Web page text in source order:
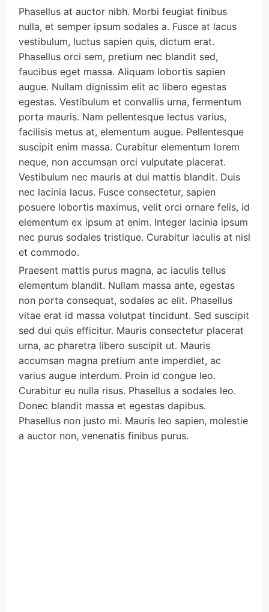
Phasellus at auctor nibh. Morbi feugiat finibus
nulla, et semper ipsum sodales a. Fusce at lacus
vestibulum, luctus sapien quis, dictum erat.
Phasellus orci sem, pretium nec blandit sed,
faucibus eget massa. Aliquam lobortis sapien
augue. Nullam dignissim elit ac libero egestas
egestas. Vestibulum et convallis urna, fermentum
porta mauris. Nam pellentesque lectus varius,
facilisis metus at, elementum augue. Pellentesque
suscipit enim massa. Curabitur elementum lorem
neque, non accumsan orci vulputate placerat.
Vestibulum nec mauris at dui mattis blandit. Duis
nec lacinia lacus. Fusce consectetur, sapien
posuere lobortis maximus, velit orci ornare felis, id
elementum ex ipsum at enim. Integer lacinia ipsum
nec purus sodales tristique. Curabitur iaculis at nisl
et commodo.
Praesent mattis purus magna, ac iaculis tellus
elementum blandit. Nullam massa ante, egestas
non porta consequat, sodales ac elit. Phasellus
vitae erat id massa volutpat tincidunt. Sed suscipit
sed dui quis efficitur. Mauris consectetur placerat
urna, ac pharetra libero suscipit ut. Mauris
accumsan magna pretium ante imperdiet, ac
varius augue interdum. Proin id congue leo.
Curabitur eu nulla risus. Phasellus a sodales leo.
Donec blandit massa et egestas dapibus.
Phasellus non justo mi. Mauris leo sapien, molestie
a auctor non, venenatis finibus purus.